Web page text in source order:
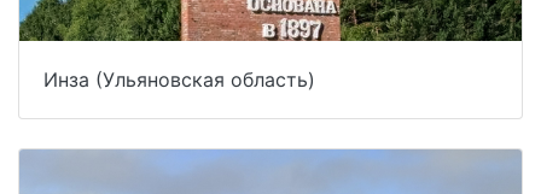
Инза (Ульяновская область)